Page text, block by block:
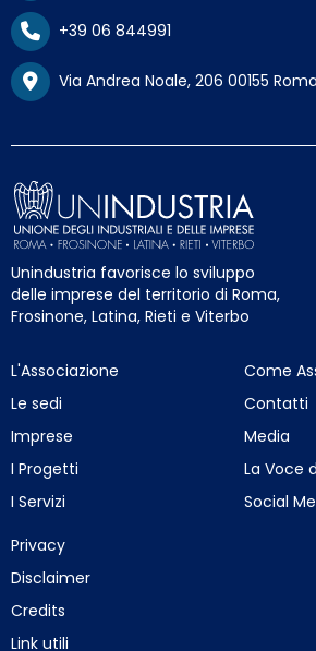
+39 06 844991
Via Andrea Noale, 206 00155 Roma
Unindustria favorisce lo sviluppo
delle imprese del territorio di Roma,
Frosinone, Latina, Rieti e Viterbo
L'Associazione
Le sedi
Imprese
I Progetti
I Servizi
Come
Contatti
Media
La Voce
Social
Privacy
Disclaimer
Credits
Link utili